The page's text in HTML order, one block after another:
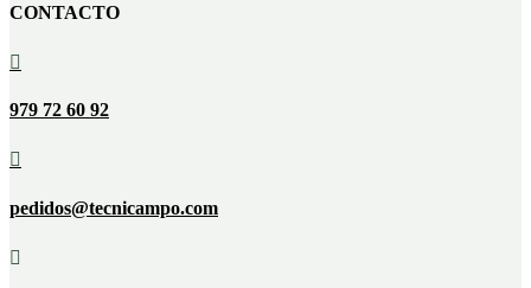
CONTACTO

979 72 60 92

pedidos@tecnicampo.com
